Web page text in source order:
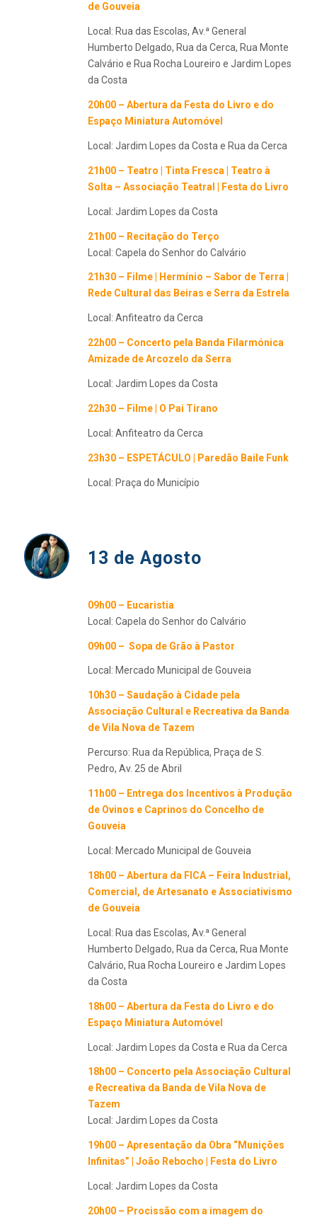
de Gouveia
Local: Rua das Escolas, Av.ª General
Humberto Delgado, Rua da Cerca, Rua Monte
Calvário e Rua Rocha Loureiro e Jardim Lopes
da Costa
20h00 – Abertura da Festa do Livro e do
Espaço Miniatura Automóvel
Local: Jardim Lopes da Costa e Rua da Cerca
21h00 – Teatro | Tinta Fresca | Teatro à
Solta – Associação Teatral | Festa do Livro
Local: Jardim Lopes da Costa
21h00 – Recitação do Terço
Local: Capela do Senhor do Calvário
21h30 – Filme | Hermínio – Sabor de Terra |
Rede Cultural das Beiras e Serra da Estrela
Local: Anfiteatro da Cerca
22h00 – Concerto pela Banda Filarmónica
Amizade de Arcozelo da Serra
Local: Jardim Lopes da Costa
22h30 – Filme | O Pai Tirano
Local: Anfiteatro da Cerca
23h30 – ESPETÁCULO | Paredão Baile Funk
Local: Praça do Município
13 de Agosto
09h00 – Eucaristia
Local: Capela do Senhor do Calvário
09h00 – Sopa de Grão à Pastor
Local: Mercado Municipal de Gouveia
10h30 – Saudação à Cidade pela
Associação Cultural e Recreativa da Banda
de Vila Nova de Tazem
Percurso: Rua da República, Praça de S.
Pedro, Av. 25 de Abril
11h00 – Entrega dos Incentivos à Produção
de Ovinos e Caprinos do Concelho de
Gouveia
Local: Mercado Municipal de Gouveia
18h00 – Abertura da FICA – Feira Industrial,
Comercial, de Artesanato e Associativismo
de Gouveia
Local: Rua das Escolas, Av.ª General
Humberto Delgado, Rua da Cerca, Rua Monte
Calvário, Rua Rocha Loureiro e Jardim Lopes
da Costa
18h00 – Abertura da Festa do Livro e do
Espaço Miniatura Automóvel
Local: Jardim Lopes da Costa e Rua da Cerca
18h00 – Concerto pela Associação Cultural
e Recreativa da Banda de Vila Nova de
Tazem
Local: Jardim Lopes da Costa
19h00 – Apresentação da Obra “Munições
Infinitas” | João Rebocho | Festa do Livro
Local: Jardim Lopes da Costa
20h00 – Procissão com a imagem do